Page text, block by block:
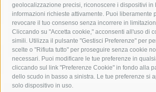
geolocalizzazione precisi, riconoscere i dispositivi in
informazioni richieste attivamente. Puoi liberamente
revocare il tuo consenso senza incorrere in
Cliccando su "Accetta cookie," acconsenti all'uso di
simili. Utilizza il pulsante "Gestisci Preferenze" per
scelte o "Rifiuta tutto" per proseguire senza cookie
necessari. Puoi modificare le tue preferenze in
cliccando sul link "Preferenze Cookie" in fondo alla
dello scudo in basso a sinistra. Le tue preferenze si
solo dispositivo in uso.
penisola sorrentina
piano di sorrento
protezione civile
Regione Campania
sindaco cuomo
sorrento studenti
turismo
Vico Equense villa fiorentino